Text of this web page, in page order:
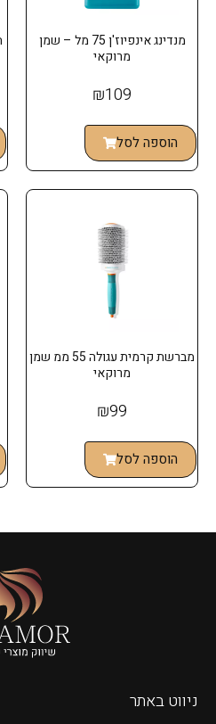
מנדינג אינפיוז'ן 75 מל – שמן
מרוקאי
₪109
הוספה לסל
מברשת קרמית עגולה 55 ממ שמן
מרוקאי
₪99
הוספה לסל
ניווט באתר